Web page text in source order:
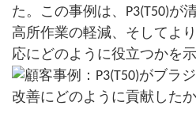
た。この事例は、P3(T50)が
高所作業の軽減、そしてよ
応にどのように役立つかを示